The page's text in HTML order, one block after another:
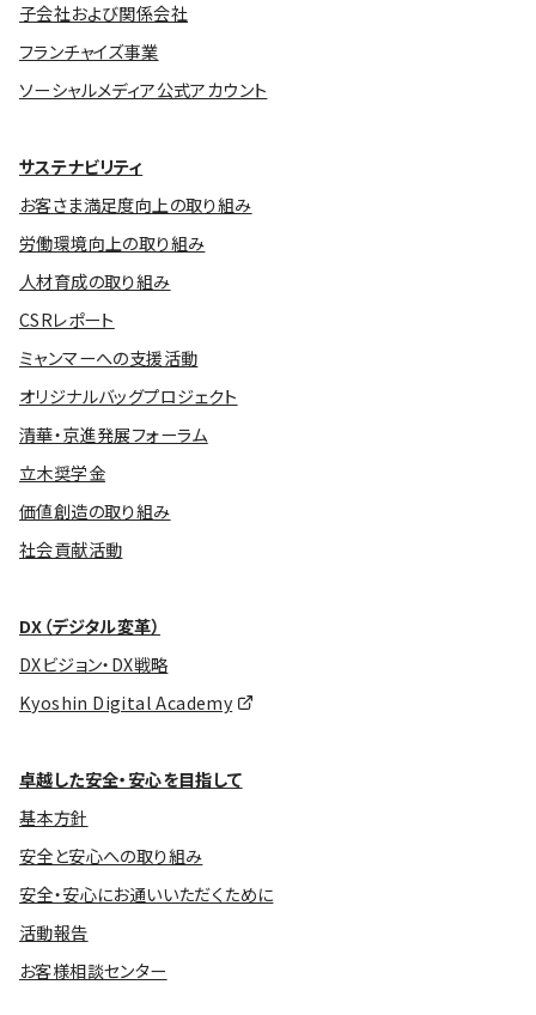
子会社および関係会社
フランチャイズ事業
ソーシャルメディア公式アカウント
サステナビリティ
お客さま満足度向上の取り組み
労働環境向上の取り組み
人材育成の取り組み
CSRレポート
ミャンマーへの支援活動
オリジナルバッグプロジェクト
清華・京進発展フォーラム
立木奨学金
価値創造の取り組み
社会貢献活動
DX（デジタル変革）
DXビジョン・DX戦略
Kyoshin Digital Academy
卓越した安全・安心を目指して
基本方針
安全と安心への取り組み
安全・安心にお通いいただくために
活動報告
お客様相談センター